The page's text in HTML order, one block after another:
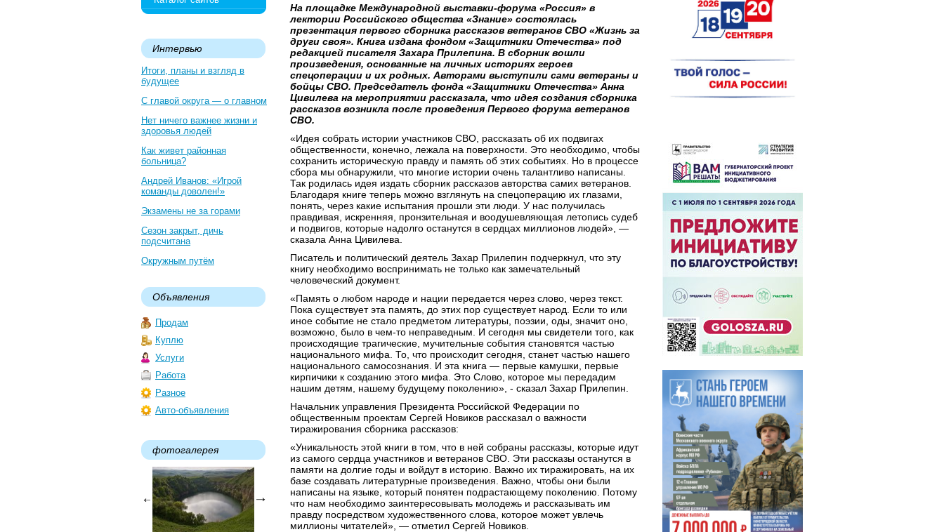
Интервью
Итоги, планы и взгляд в
будущее
С главой округа — о главном
Нет ничего важнее жизни и
здоровья людей
Как живет районная
больница?
Андрей Иванов: «Игрой
команды доволен!»
Экзамены не за горами
Сезон закрыт, дичь
подсчитана
Окружным путём
Объявления
Продам
Куплю
Услуги
Работа
Разное
Авто-объявления
фотогалерея
На площадке Международной выставки-форума «Россия» в
лектории Российского общества «Знание» состоялась
презентация первого сборника рассказов ветеранов СВО «Жизнь за
други своя». Книга издана фондом «Защитники Отечества» под
редакцией писателя Захара Прилепина. В сборник вошли
произведения, основанные на личных историях героев
спецоперации и их родных. Авторами выступили сами ветераны и
бойцы СВО. Председатель фонда «Защитники Отечества» Анна
Цивилева на мероприятии рассказала, что идея создания сборника
рассказов возникла после проведения Первого форума ветеранов
СВО.
«Идея собрать истории участников СВО, рассказать об их подвигах
общественности, конечно, лежала на поверхности. Это необходимо, чтобы
сохранить историческую правду и память об этих событиях. Но в процессе
сбора мы обнаружили, что многие истории очень талантливо написаны.
Так родилась идея издать сборник рассказов авторства самих ветеранов.
Благодаря книге теперь можно взглянуть на спецоперацию их глазами,
понять, через какие испытания прошли эти люди. У нас получилась
правдивая, искренняя, пронзительная и воодушевляющая летопись судеб
и подвигов, которые надолго останутся в сердцах миллионов людей», —
сказала Анна Цивилева.
Писатель и политический деятель Захар Прилепин подчеркнул, что эту
книгу необходимо воспринимать не только как замечательный
человеческий документ.
«Память о любом народе и нации передается через слово, через текст.
Пока существует эта память, до этих пор существует народ. Если то или
иное событие не стало предметом литературы, поэзии, оды, значит оно,
возможно, было в чем-то неправедным. И сегодня мы свидетели того, как
происходящие трагические, мучительные события становятся частью
национального мифа. То, что происходит сегодня, станет частью нашего
национального самосознания. И эта книга — первые камушки, первые
кирпичики к созданию этого мифа. Это Слово, которое мы передадим
нашим детям, нашему будущему поколению», - сказал Захар Прилепин.
Начальник управления Президента Российской Федерации по
общественным проектам Сергей Новиков рассказал о важности
тиражирования сборника рассказов:
«Уникальность этой книги в том, что в ней собраны рассказы, которые идут
из самого сердца участников и ветеранов СВО. Эти рассказы останутся в
памяти на долгие годы и войдут в историю. Важно их тиражировать, на их
базе создавать литературные произведения. Важно, чтобы они были
написаны на языке, который понятен подрастающему поколению. Потому
что нам необходимо заинтересовывать молодежь и рассказывать им
правду посредством художественного слова, которое может увлечь
миллионы читателей», — отметил Сергей Новиков.